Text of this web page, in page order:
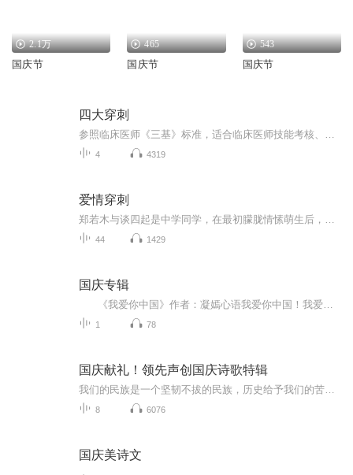
2.1万
国庆节
465
国庆节
543
国庆节
四大穿刺
4 4319
爱情穿刺
44 1429
国庆专辑
1 78
国庆献礼！领先声创国庆诗歌特辑
8 6076
国庆美诗文